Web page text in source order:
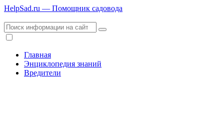
HelpSad.ru — Помощник садовода
Главная
Энциклопедия знаний
Вредители